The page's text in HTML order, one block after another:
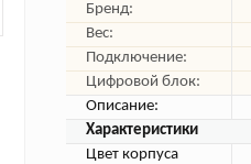
Бренд:
Вес:
Подключение:
Цифровой блок:
Описание:
Характеристики
Цвет корпуса